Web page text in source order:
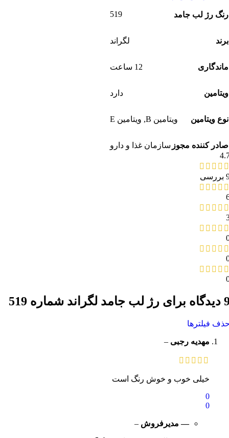
رنگ رژ لب جامد 519
برند لگراند
ماندگاری 12 ساعت
ویتامین دارد
نوع ویتامین ویتامین B , ویتامین E
صادر کننده مجوز سازمان غذا و دارو
برای رژ لب جامد لگراند شماره 519
فیلترها
مهدیه رجبی –
خیلی خوب و خوش رنگ است
0
0
— مدیرفروش –